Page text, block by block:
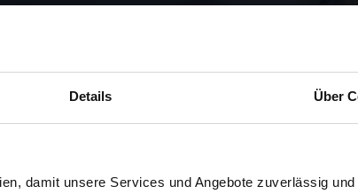
Details Über
damit unsere Services und Angebote zuverlässig